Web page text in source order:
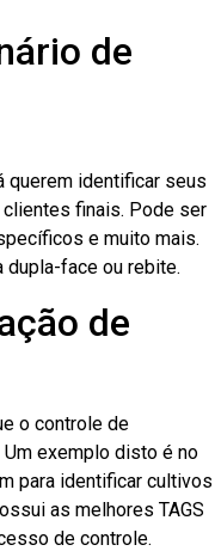
de
querem identificar seus
finais. Pode ser
e muito mais.
face ou rebite.
de
o controle de
exemplo disto é no
para identificar cultivos
as melhores TAGS
de controle.